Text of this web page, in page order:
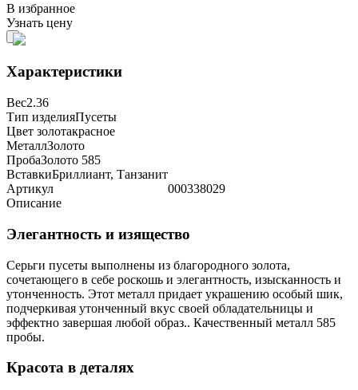
В избранное
Узнать цену
Характеристики
Вес2.36
Тип изделияПусеты
Цвет золотакрасное
МеталлЗолото
ПробаЗолото 585
ВставкиБриллиант, Танзанит
Артикул
000338029
Описание
Элегантность и изящество
Серьги пусеты выполнены из благородного золота,
сочетающего в себе роскошь и элегантность, изысканность и
утонченность. Этот металл придает украшению особый шик,
подчеркивая утонченный вкус своей обладательницы и
эффектно завершая любой образ.. Качественный металл 585
пробы.
Красота в деталях